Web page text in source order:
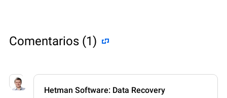
Comentarios (1)
Hetman Software: Data Recovery